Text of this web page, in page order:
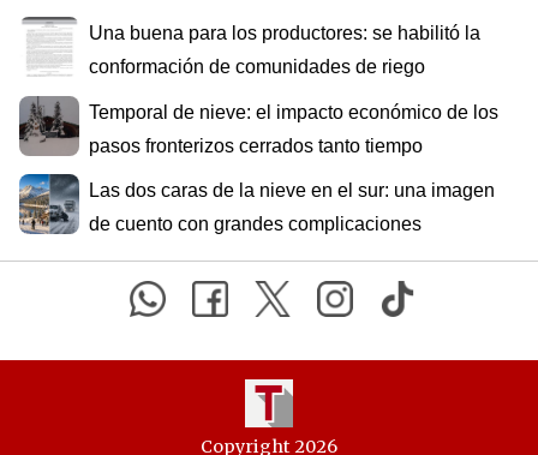
Una buena para los productores: se habilitó la
conformación de comunidades de riego
Temporal de nieve: el impacto económico de los
pasos fronterizos cerrados tanto tiempo
Las dos caras de la nieve en el sur: una imagen
de cuento con grandes complicaciones
Copyright 2026